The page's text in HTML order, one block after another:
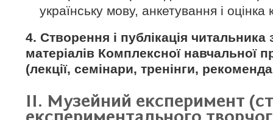
українську мову, анкетування і оцінка
4. Створення і публікація
матеріалів Комплексної навчальної
(лекції, семінари, тренінги,
ІІ. Музейний експеримент